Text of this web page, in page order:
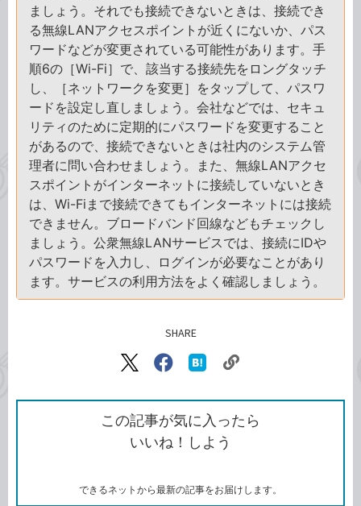
ましょう。それでも接続できないときは、接続でき
る無線LANアクセスポイントが近くにないか、パス
ワードなどが変更されている可能性があります。手
順6の［Wi-Fi］で、該当する接続先をロングタッチ
し、［ネットワークを変更］をタップして、パスワ
ードを設定し直しましょう。会社などでは、セキュ
リティのために定期的にパスワードを変更すること
があるので、接続できないときは社内のシステム管
理者に問い合わせましょう。また、無線LANアクセ
スポイントがインターネットに接続していないとき
は、Wi-Fiまで接続できてもインターネットには接続
できません。ブロードバンド回線などもチェックし
ましょう。公衆無線LANサービスでは、接続にIDや
パスワードを入力し、ログインが必要なことがあり
ます。サービスの利用方法をよく確認しましょう。
SHARE
X（旧
で
シ
ェ
ア
Facebook
シ
ェ
ア
な
ブ
ッ
ク
ク
ク
を
コ
この記事が気に入ったら
いいね！しよう
できるネットから最新の記事をお届けします。